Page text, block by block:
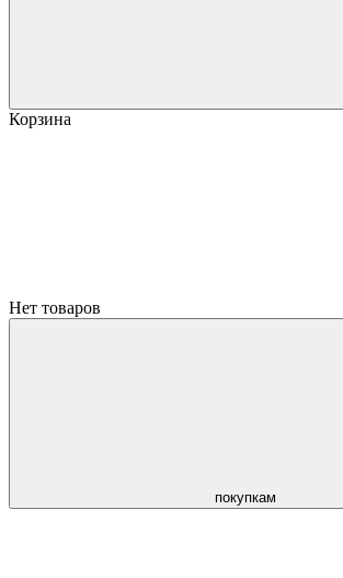
Корзина
Нет товаров
покупкам